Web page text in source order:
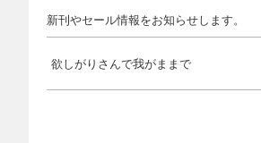
新刊やセール情報をお知らせします。
欲しがりさんで我がままで